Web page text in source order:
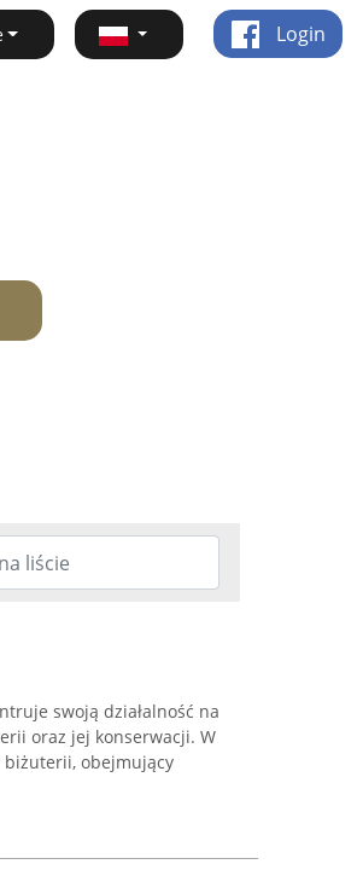
Login
swoją działalność na
oraz jej konserwacji. W
obejmujący